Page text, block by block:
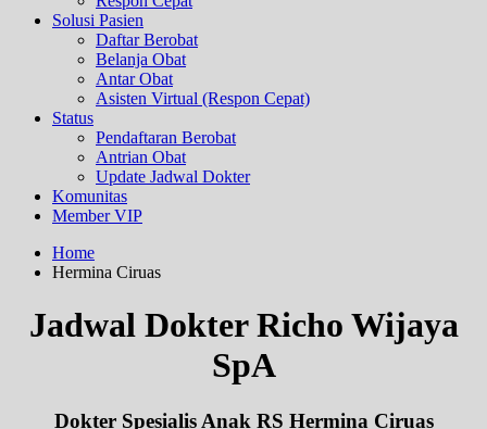
Solusi Pasien
Daftar Berobat
Belanja Obat
Antar Obat
Asisten Virtual (Respon Cepat)
Status
Pendaftaran Berobat
Antrian Obat
Update Jadwal Dokter
Komunitas
Member VIP
Home
Hermina Ciruas
Jadwal Dokter Richo Wijaya
SpA
Dokter Spesialis Anak RS Hermina Ciruas